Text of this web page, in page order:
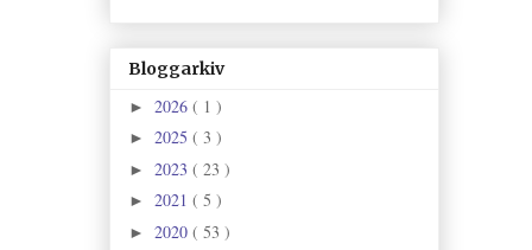
Bloggarkiv
► 2026 ( 1 )
► 2025 ( 3 )
► 2023 ( 23 )
► 2021 ( 5 )
► 2020 ( 53 )